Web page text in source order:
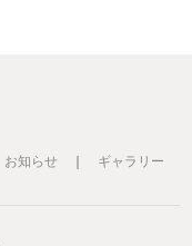
お知らせ
ギャラリー